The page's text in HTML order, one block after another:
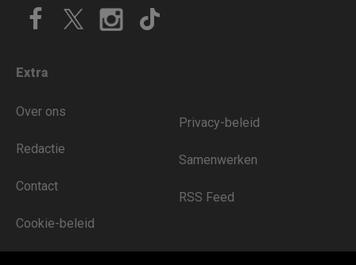
Extra
Over ons
Redactie
Contact
Cookie-beleid
Privacy-beleid
Samenwerken
RSS Feed